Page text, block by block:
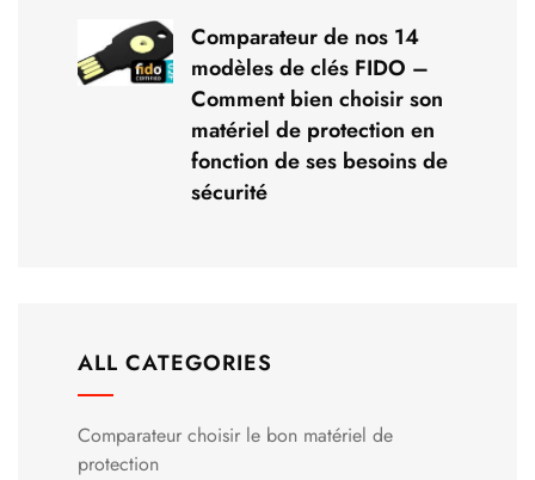
Comparateur de nos 14
modèles de clés FIDO –
Comment bien choisir son
matériel de protection en
fonction de ses besoins de
sécurité
ALL CATEGORIES
Comparateur choisir le bon matériel de
protection